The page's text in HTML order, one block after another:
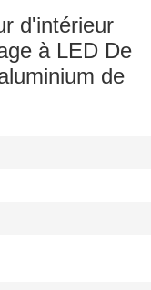
d'intérieur
à LED De
de